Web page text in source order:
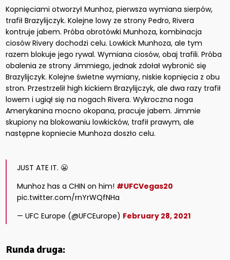
Kopnięciami otworzył Munhoz, pierwsza wymiana sierpów,
trafił Brazylijczyk. Kolejne lowy ze strony Pedro, Rivera
kontruje jabem. Próba obrotówki Munhoza, kombinacja
ciosów Rivery dochodzi celu. Lowkick Munhoza, ale tym
razem blokuje jego rywal. Wymiana ciosów, obaj trafili. Próba
obalenia ze strony Jimmiego, jednak zdołał wybronić się
Brazylijczyk. Kolejne świetne wymiany, niskie kopnięcia z obu
stron. Przestrzelił high kickiem Brazylijczyk, ale dwa razy trafił
lowem i ugiął się na nogach Rivera. Wykroczna noga
Amerykanina mocno okopana, pracuje jabem. Jimmie
skupiony na blokowaniu lowkicków, trafił prawym, ale
następne kopniecie Munhoza doszło celu.
JUST ATE IT. 😬
Munhoz has a CHIN on him! #UFCVegas20
pic.twitter.com/rnYrWQfNHa
— UFC Europe (@UFCEurope) February 28, 2021
Runda druga: